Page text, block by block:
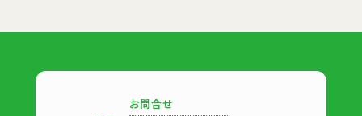
お問合せ